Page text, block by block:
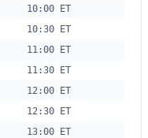
10:00 ET
10:30 ET
11:00 ET
11:30 ET
12:00 ET
12:30 ET
13:00 ET